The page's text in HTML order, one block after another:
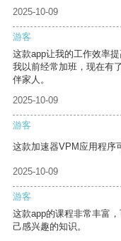
2025-10-09
游客
这款app让我的工作效率
我以前经常加班，现在有
伴家人。
2025-10-09
游客
这款加速器VPM应用程序
2025-10-09
游客
这款app的课程非常丰富
己感兴趣的知识。